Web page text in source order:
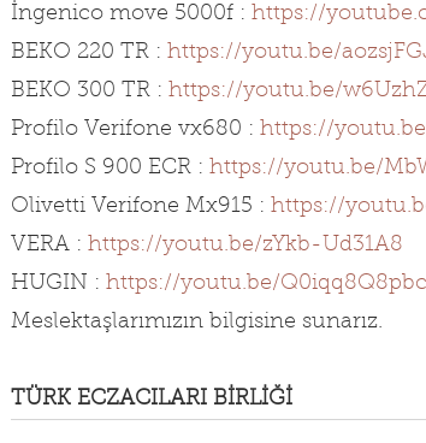
İngenico move 5000f : https://
BEKO 220 TR : https://youtu.be/
BEKO 300 TR : https://youtu.be/
Profilo Verifone vx680 : https://
Profilo S 900 ECR : https://youtu.be/
Olivetti Verifone Mx915 : https://
VERA : https://youtu.be/zYkb-Ud31A8
HUGIN : https://youtu.be/Q0iqq8Q8pbc
Meslektaşlarımızın bilgisine sunarız.
TÜRK ECZACILARI BİRLİĞİ